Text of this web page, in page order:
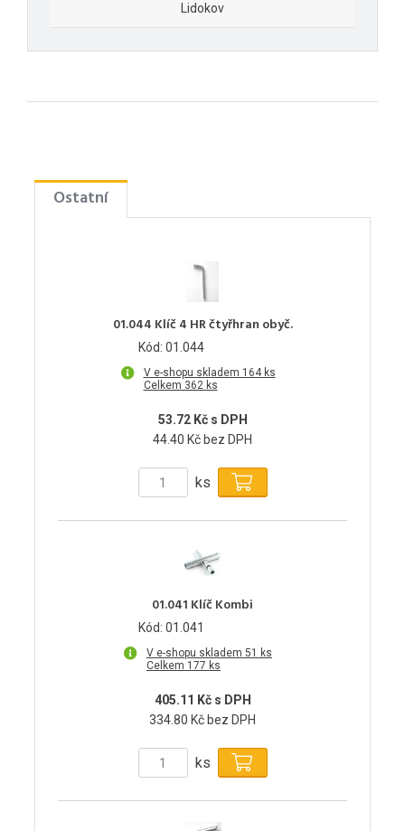
Lidokov
Ostatní
01.044 Klíč 4 HR čtyřhran obyč.
Kód: 01.044
V e-shopu skladem 164 ks
Celkem 362 ks
53.72 Kč s DPH
44.40 Kč bez DPH
ks
01.041 Klíč Kombi
Kód: 01.041
V e-shopu skladem 51 ks
Celkem 177 ks
405.11 Kč s DPH
334.80 Kč bez DPH
ks